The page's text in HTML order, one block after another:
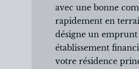
avec une bonne
rapidement en
désigne un emprunt
établissement
votre résidence